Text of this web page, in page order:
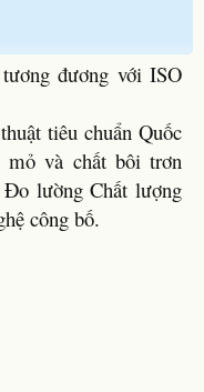
đương với ISO
tiêu chuẩn Quốc
mỏ và chất bôi trơn
Đo lường Chất lượng
công bố.